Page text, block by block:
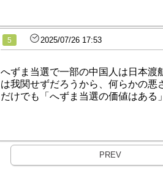
5 2025/07/26 17:53
へずま当選で一部の中国人は日本渡
は我関せずだろうから、何らかの
だけでも「へずま当選の価値はある
PREV